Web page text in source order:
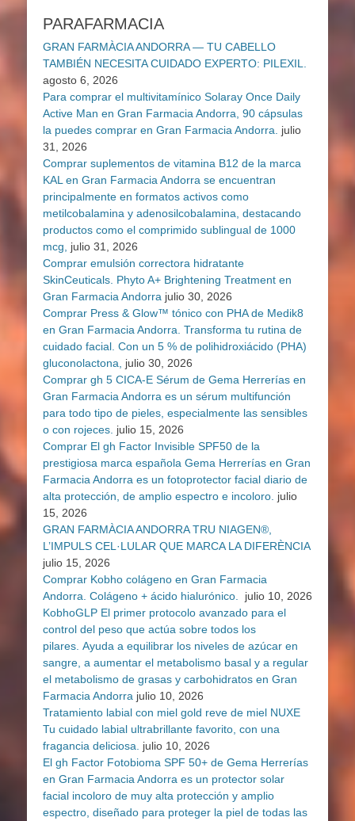
PARAFARMACIA
GRAN FARMÀCIA ANDORRA — TU CABELLO
TAMBIÉN NECESITA CUIDADO EXPERTO: PILEXIL.
agosto 6, 2026
Para comprar el multivitamínico Solaray Once Daily
Active Man en Gran Farmacia Andorra, 90 cápsulas
la puedes comprar en Gran Farmacia Andorra.
julio
31, 2026
Comprar suplementos de vitamina B12 de la marca
KAL en Gran Farmacia Andorra se encuentran
principalmente en formatos activos como
metilcobalamina y adenosilcobalamina, destacando
productos como el comprimido sublingual de 1000
mcg,
julio 31, 2026
Comprar emulsión correctora hidratante
SkinCeuticals. Phyto A+ Brightening Treatment en
Gran Farmacia Andorra julio 30, 2026
Comprar Press & Glow™ tónico con PHA de Medik8
en Gran Farmacia Andorra. Transforma tu rutina de
cuidado facial. Con un 5 % de polihidroxiácido (PHA)
gluconolactona,
julio 30, 2026
Comprar gh 5 CICA-E Sérum de Gema Herrerías en
Gran Farmacia Andorra es un sérum multifunción
para todo tipo de pieles, especialmente las sensibles
o con rojeces. julio 15, 2026
Comprar El gh Factor Invisible SPF50 de la
prestigiosa marca española Gema Herrerías en Gran
Farmacia Andorra es un fotoprotector facial diario de
alta protección, de amplio espectro e incoloro. julio
15, 2026
GRAN FARMÀCIA ANDORRA TRU NIAGEN®,
L’IMPULS CEL·LULAR QUE MARCA LA DIFERÈNCIA
julio 15, 2026
Comprar Kobho colágeno en Gran Farmacia
Andorra. Colágeno + ácido hialurónico.
julio 10, 2026
KobhoGLP El primer protocolo avanzado para el
control del peso que actúa sobre todos los
pilares. Ayuda a equilibrar los niveles de azúcar en
sangre, a aumentar el metabolismo basal y a regular
el metabolismo de grasas y carbohidratos en Gran
Farmacia Andorra julio 10, 2026
Tratamiento labial con miel gold reve de miel NUXE
Tu cuidado labial ultrabrillante favorito, con una
fragancia deliciosa.
julio 10, 2026
El gh Factor Fotobioma SPF 50+ de Gema Herrerías
en Gran Farmacia Andorra es un protector solar
facial incoloro de muy alta protección y amplio
espectro, diseñado para proteger la piel de todas las